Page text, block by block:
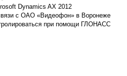
Dynamics AX 2012
с ОАО «Видеофон» в Воронеже
при помощи ГЛОНАСС